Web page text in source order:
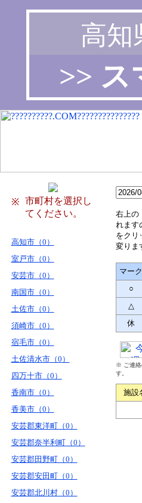
高知
>> ス
※
市町村を選択し
てください。
高知市（0）
室戸市（0）
安芸市（0）
南国市（0）
土佐市（0）
須崎市（0）
宿毛市（0）
土佐清水市（0）
四万十市（0）
香南市（0）
香美市（0）
安芸郡東洋町（0）
安芸郡奈半利町（0）
安芸郡田野町（0）
安芸郡安田町（0）
安芸郡北川村（0）
右 上
れます
をクリ
変りま
マーク
○
△
休
※ ご連絡
す。
施設